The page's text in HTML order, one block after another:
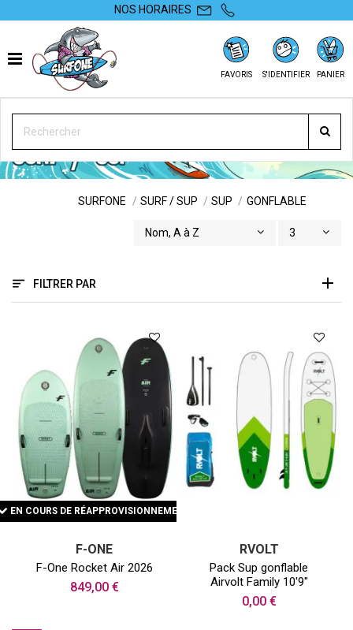
NOS HORAIRES
FAVORIS S'IDENTIFIER PANIER
GONFLABLE
SURFONE SURF / SUP SUP GONFLABLE
Nom, A à Z 3
FILTRER PAR
EN COURS DE RÉAPPROVISIONNEMENT
F-ONE
F-One Rocket Air 2026
849,00 €
RVOLT
Pack Sup gonflable
Airvolt Family 10'9"
0,00 €